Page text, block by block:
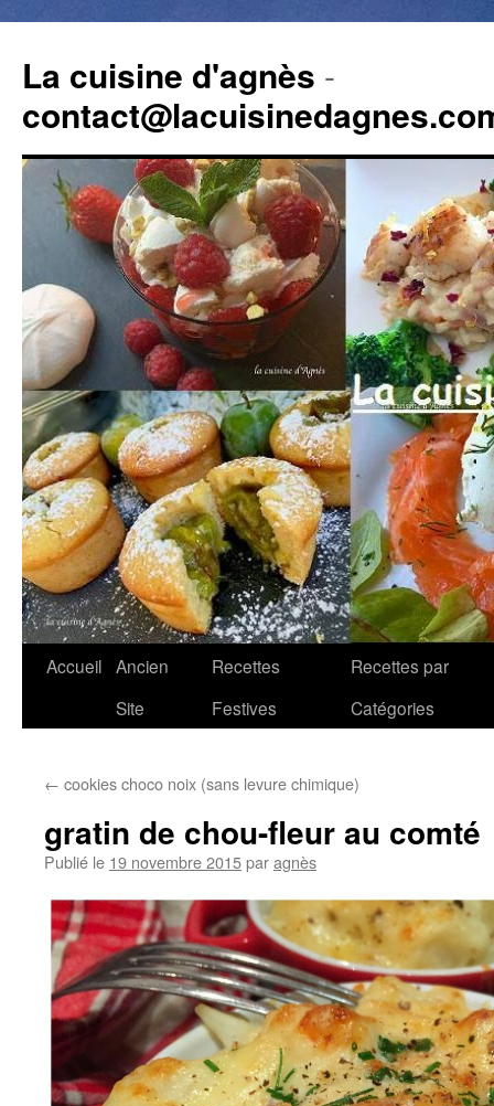
La cuisine d'agnès -
Aller
Accueil Ancien
Site
Recettes
Festives
Recettes par
Catégories
← cookies choco noix (sans levure chimique)
gratin de chou-fleur au comté
Publié le 19 novembre 2015paragnès